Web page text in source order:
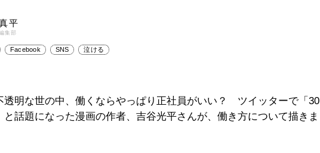
平
集部
Facebook SNS 泣ける
明な世の中、働くならやっぱり正社員がいい？ ツイッターで「30
と話題になった漫画の作者、吉谷光平さんが、働き方について描きま